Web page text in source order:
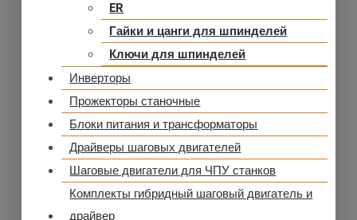
ER
Гайки и цанги для шпинделей
Ключи для шпинделей
Инверторы
Прожекторы станочные
Блоки питания и трансформаторы
Драйверы шаговых двигателей
Шаговые двигатели для ЧПУ станков
Комплекты гибридный шаговый двигатель и
драйвер